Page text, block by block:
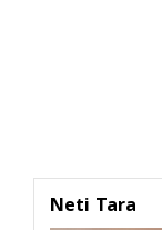
Neti Tara